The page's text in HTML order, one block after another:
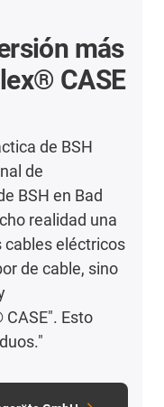
más
CASE
de BSH
de
BSH en Bad
realidad una
cables eléctricos
de cable, sino
Esto